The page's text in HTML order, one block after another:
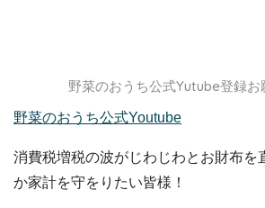
野菜のおうち公式Yutube登録お
野菜のおうち公式Youtube
消費税増税の波がじわじわとお財布を
か家計を守をりたい皆様！